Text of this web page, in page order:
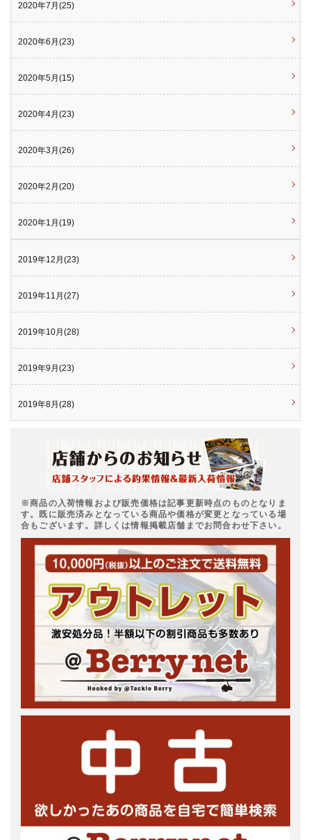
2020年7月(25)
2020年6月(23)
2020年5月(15)
2020年4月(23)
2020年3月(26)
2020年2月(20)
2020年1月(19)
2019年12月(23)
2019年11月(27)
2019年10月(28)
2019年9月(23)
2019年8月(28)
※商品の入荷情報および販売価格は記事更新時点のものとなりま
す。既に販売済みとなっている商品や価格が変更となっている場
合もございます。詳しくは情報掲載店舗までお問合わせ下さい。